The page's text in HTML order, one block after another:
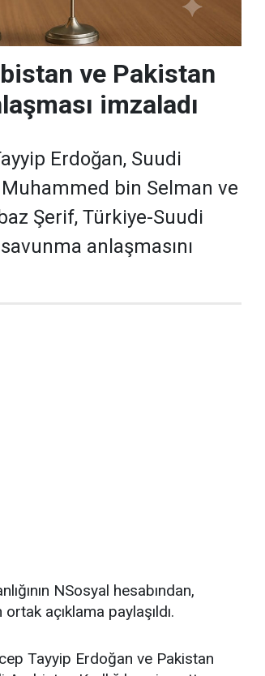
ve Pakistan
imzaladı
Erdoğan, Suudi
bin Selman ve
Şerif, Türkiye-Suudi
anlaşmasını
NSosyal hesabından,
açıklama paylaşıldı.
Tayyip Erdoğan ve Pakistan